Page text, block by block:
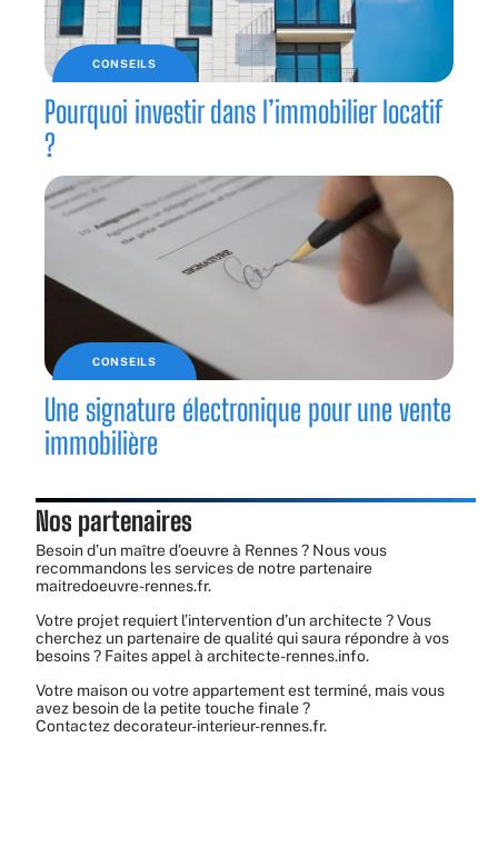
CONSEILS
Pourquoi investir dans l’immobilier locatif
?
CONSEILS
Une signature électronique pour une vente
immobilière
Nos partenaires
Besoin d’un maître d’oeuvre à Rennes ? Nous vous
recommandons les services de notre partenaire
maitredoeuvre-rennes.fr.
Votre projet requiert l’intervention d’un architecte ? Vous
cherchez un partenaire de qualité qui saura répondre à vos
besoins ? Faites appel à architecte-rennes.info.
Votre maison ou votre appartement est terminé, mais vous
avez besoin de la petite touche finale ?
Contactez decorateur-interieur-rennes.fr.